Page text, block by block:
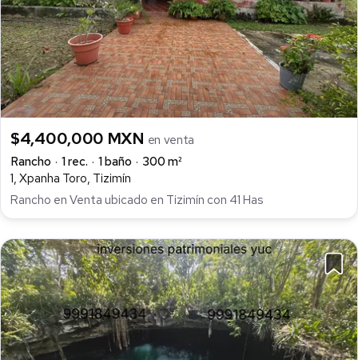
$4,400,000 MXN en venta
Rancho
1 rec. 1 baño
300 m²
1, Xpanha Toro, Tizimín
Rancho en Venta ubicado en Tizimín con 41 Has